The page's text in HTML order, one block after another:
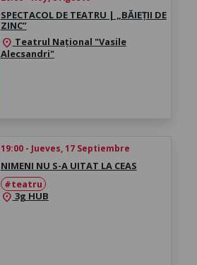
SPECTACOL DE TEATRU | „BĂIEȚII DE
ZINC”
location_on Teatrul Național "Vasile
Alecsandri"
19:00 - Jueves, 17 Septiembre
NIMENI NU S-A UITAT LA CEAS
#teatru
location_on3g HUB